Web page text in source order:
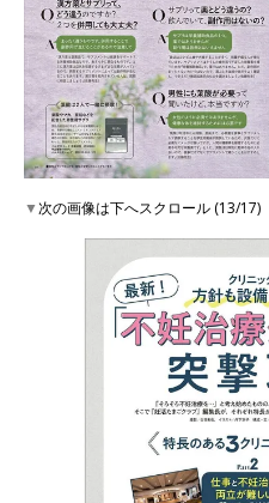
▼次の画像は下へスクロール (13/17)